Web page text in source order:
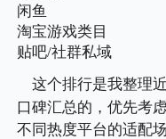
闲鱼
淘宝游戏类目
贴吧/社群私域
这个排行是我整理
口碑汇总的，优先考
不同热度平台的适配